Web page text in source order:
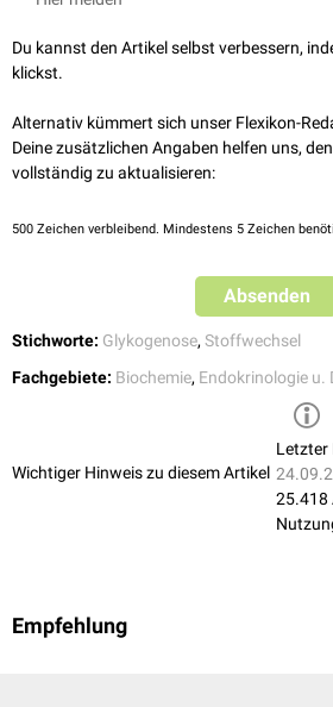
Du kannst den Artikel selbst verbessern,
klickst.
Alternativ kümmert sich unser Flexikon-
Deine zusätzlichen Angaben helfen uns,
vollständig zu aktualisieren:
500 Zeichen verbleibend. Mindestens 5 Zeichen
Absenden
Stichworte: Glykogenose, Stoffwechsel
Fachgebiete: Biochemie, Endokrinologie u.
Wichtiger Hinweis zu diesem Artikel
Letzter
25.418
Empfehlung